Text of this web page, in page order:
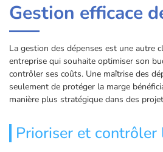
Gestion efficace
La gestion des dépenses est une autre
entreprise qui souhaite optimiser son
contrôler ses coûts. Une maîtrise des
seulement de protéger la marge
manière plus stratégique dans des
Prioriser et contrôler